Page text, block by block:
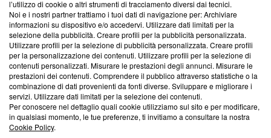
Corporate
Redazione
Informativa Privacy
Cookie Policy
Blasting SA, IDI CHE-247.845.224, Via Carlo Frasca, 3 - 6900
Lugano (Svizzera) Tel:+39 0690258937
© 2026 Blasting News
l’utilizzo di cookie o altri strumenti di tracciamento diversi dai tecnici.
Noi e i nostri partner trattiamo i tuoi dati di navigazione per: Archiviare
informazioni su dispositivo e/o accedervi. Utilizzare dati limitati per la
selezione della pubblicità. Creare profili per la pubblicità personalizzata.
Utilizzare profili per la selezione di pubblicità personalizzata. Creare profili
per la personalizzazione dei contenuti. Utilizzare profili per la selezione di
contenuti personalizzati. Misurare le prestazioni degli annunci. Misurare le
prestazioni dei contenuti. Comprendere il pubblico attraverso statistiche o la
combinazione di dati provenienti da fonti diverse. Sviluppare e migliorare i
servizi. Utilizzare dati limitati per la selezione dei contenuti.
Per conoscere nel dettaglio quali cookie utilizziamo sul sito e per modificare,
in qualsiasi momento, le tue preferenze, ti invitiamo a consultare la nostra
Cookie Policy.